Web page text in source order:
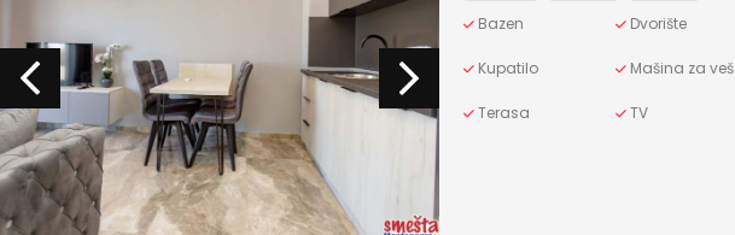
Bazen Dvorište
Kupatilo Mašina za veš
Terasa TV